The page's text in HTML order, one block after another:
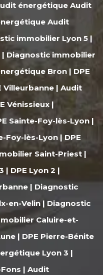
énergétique Audit
Audit
immobilier Lyon 5 |
| Diagnostic immobilier
Bron | DPE
Villeurbanne | Audit
Vénissieux |
Sainte-Foy-lès-Lyon |
Foy-lès-Lyon |DPE
Saint-Priest |
| DPE Lyon 2 |
| Diagnostic
en-Velin| Diagnostic
Caluire-et-
| DPE Pierre-Bénite
Lyon 3 |
| Audit